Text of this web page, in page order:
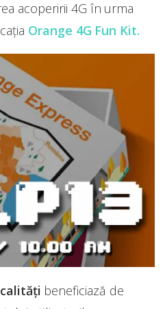
acoperirii 4G în urma
Orange 4G Fun Kit.
beneficiază de